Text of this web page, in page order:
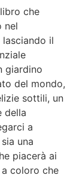
che
nel
lasciando il
giardino
del mondo,
sottili, un
della
a
una
piacerà ai
coloro che